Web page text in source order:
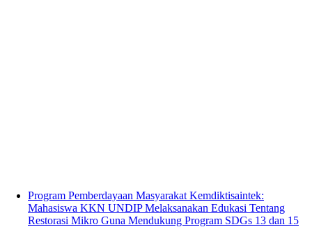
Program Pemberdayaan Masyarakat Kemdiktisaintek:
Mahasiswa KKN UNDIP Melaksanakan Edukasi Tentang
Restorasi Mikro Guna Mendukung Program SDGs 13 dan 15